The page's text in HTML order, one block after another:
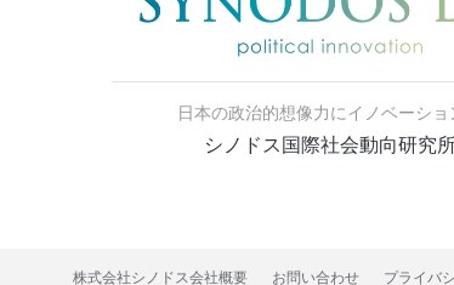
日本の政治的想像力にイノベーショ
シノドス国際社会動向研究
株式会社シノドス会社概要 お問い合わせ プライバ